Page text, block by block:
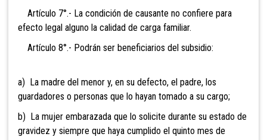
Artículo 7°.- La condición de causante no confiere para
efecto legal alguno la calidad de carga familiar.
Artículo 8°.- Podrán ser beneficiarios del subsidio:
a) La madre del menor y, en su defecto, el padre, los
guardadores o personas que lo hayan tomado a su cargo;
b) La mujer embarazada que lo solicite durante su estado de
gravidez y siempre que haya cumplido el quinto mes de